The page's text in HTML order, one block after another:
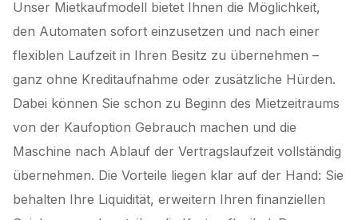
Unser Mietkaufmodell bietet Ihnen die Möglichkeit,
den Automaten sofort einzusetzen und nach einer
flexiblen Laufzeit in Ihren Besitz zu übernehmen –
ganz ohne Kreditaufnahme oder zusätzliche Hürden.
Dabei können Sie schon zu Beginn des Mietzeitraums
von der Kaufoption Gebrauch machen und die
Maschine nach Ablauf der Vertragslaufzeit vollständig
übernehmen. Die Vorteile liegen klar auf der Hand: Sie
behalten Ihre Liquidität, erweitern Ihren finanziellen